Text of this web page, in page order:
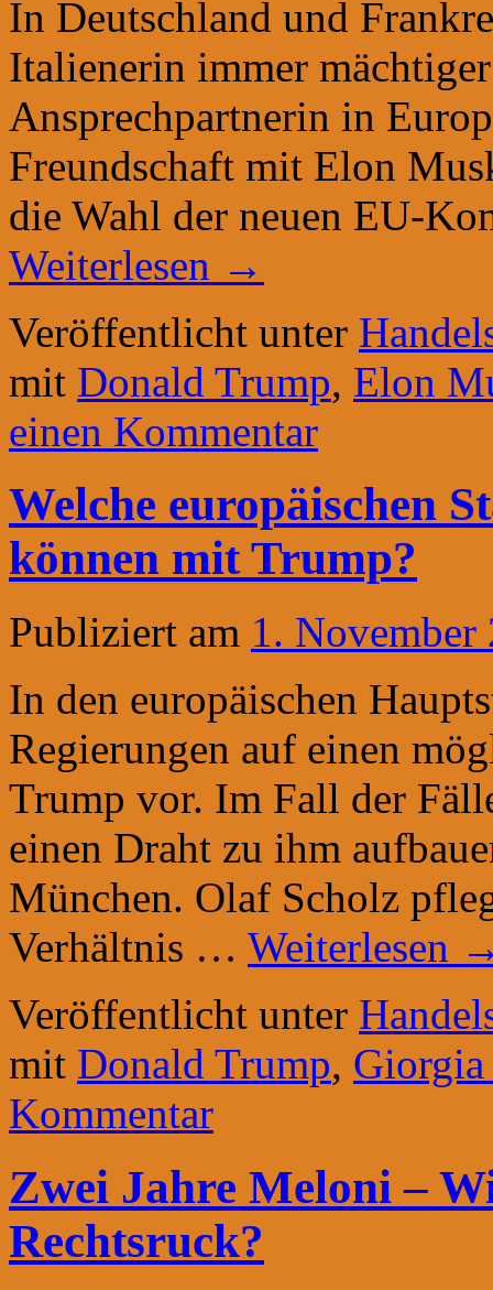
In Deutschland und
Italienerin immer
Ansprechpartnerin in
Freundschaft mit Elon
die Wahl der neuen EU-
Weiterlesen →
Veröffentlicht unter
mit Donald Trump, Elon
einen Kommentar
Welche europäischen
können mit Trump?
Publiziert am 1. November
In den europäischen
Regierungen auf einen
Trump vor. Im Fall der
einen Draht zu ihm
München. Olaf Scholz
Verhältnis … Weiterlesen
Veröffentlicht unter
mit Donald Trump,
Kommentar
Zwei Jahre Meloni –
Rechtsruck?